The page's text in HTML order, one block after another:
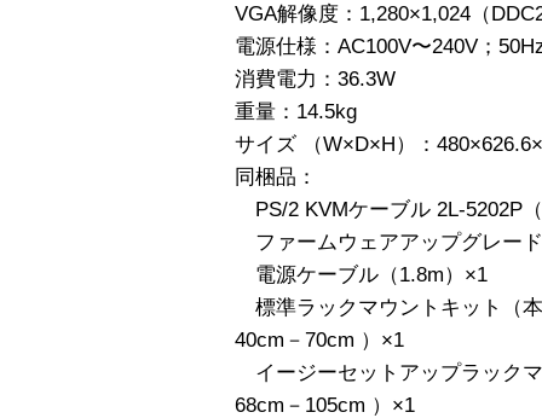
VGA解像度：1,280×1,024（
電源仕様：AC100V〜240V；
消費電力：36.3W
重量：14.5kg
サイズ （W×D×H）：
同梱品：
PS/2 KVMケーブル 2L-5202P
ファームウェアアップグレー
電源ケーブル（1.8m）×1
標準ラックマウントキット（
40cm－70cm ）×1
イージーセットアップラック
68cm－105cm ）×1